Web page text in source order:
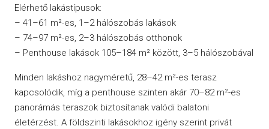
Elérhető lakástípusok:
– 41–61 m²-es, 1–2 hálószobás lakások
– 74–97 m²-es, 2–3 hálószobás otthonok
– Penthouse lakások 105–184 m² között, 3–5 hálószobával
Minden lakáshoz nagyméretű, 28–42 m²-es terasz
kapcsolódik, míg a penthouse szinten akár 70–82 m²-es
panorámás teraszok biztosítanak valódi balatoni
életérzést. A földszinti lakásokhoz igény szerint privát